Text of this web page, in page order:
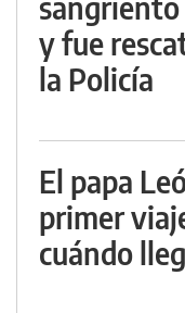
y fue
la Policía
El papa
primer
cuándo